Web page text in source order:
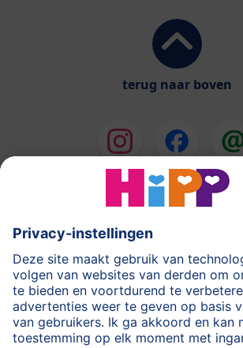
terug naar boven
HiPP Melkbereidingen
HiPP
HiPP tijdens de
Privacyverklaring
Stempel
Meer over HiPP